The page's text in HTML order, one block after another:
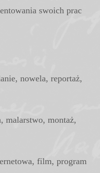
swoich prac
nowela, reportaż,
montaż,
film, program